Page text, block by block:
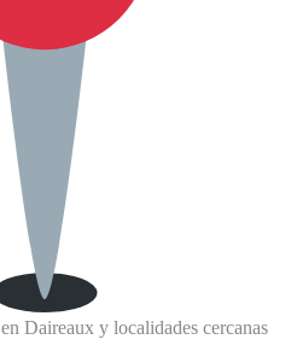
Daireaux y localidades cercanas